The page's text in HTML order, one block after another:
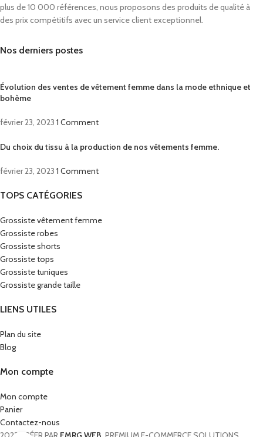
plus de 10 000 références, nous proposons des produits de qualité à
des prix compétitifs avec un service client exceptionnel.
Nos derniers postes
Évolution des ventes de vêtement femme dans la mode ethnique et
bohème
février 23, 2023 1 Comment
Du choix du tissu à la production de nos vêtements femme.
février 23, 2023 1 Comment
TOPS CATÉGORIES
Grossiste vêtement femme
Grossiste robes
Grossiste shorts
Grossiste tops
Grossiste tuniques
Grossiste grande taille
LIENS UTILES
Plan du site
Blog
Mon compte
Mon compte
Panier
Contactez-nous